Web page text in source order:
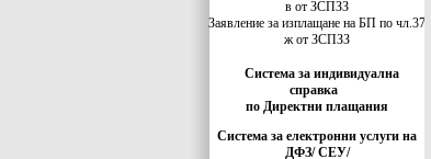
в от ЗСПЗЗ
Заявление за изплащане на БП по чл.37
ж от ЗСПЗЗ
Система за индивидуална
справка
по Директни плащания
Система за електронни услуги на
ДФЗ/ СЕУ/